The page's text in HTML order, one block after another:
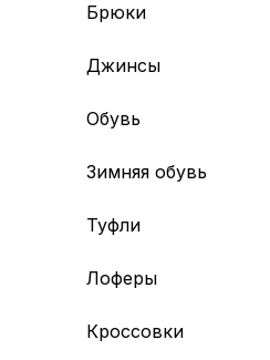
Брюки
Джинсы
Обувь
Зимняя обувь
Туфли
Лоферы
Кроссовки